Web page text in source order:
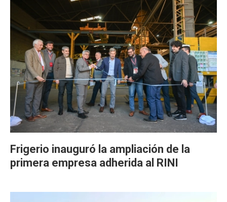
Frigerio inauguró la ampliación de la
primera empresa adherida al RINI